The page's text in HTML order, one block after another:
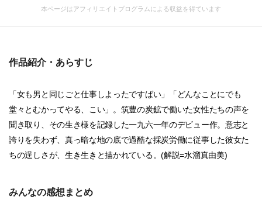
本ページはアフィリエイトプログラムによる収益を得ています
作品紹介・あらすじ
「女も男と同じごと仕事しよったですばい」「どんなことにでも
堂々とむかってやる、こい」。筑豊の炭鉱で働いた女性たちの声を
聞き取り、その生き様を記録した一九六一年のデビュー作。意志と
誇りを失わず、真っ暗な地の底で過酷な採炭労働に従事した彼女た
ちの逞しさが、生き生きと描かれている。(解説=水溜真由美)
みんなの感想まとめ